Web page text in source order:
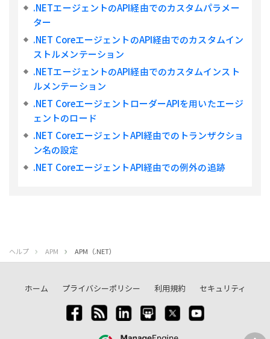
.NETエージェントのAPI経由でのカスタムパラメー
ター
.NET CoreエージェントのAPI経由でのカスタムイン
ストルメンテーション
.NETエージェントのAPI経由でのカスタムインスト
ルメンテーション
.NET CoreエージェントローダーAPIを用いたエージ
ェントのロード
.NET CoreエージェントAPI経由でのトランザクショ
ン名の設定
.NET CoreエージェントAPI経由での例外の追跡
ヘルプ APM APM（.NET）
ホーム プライバシーポリシー 利用規約 セキュリティ